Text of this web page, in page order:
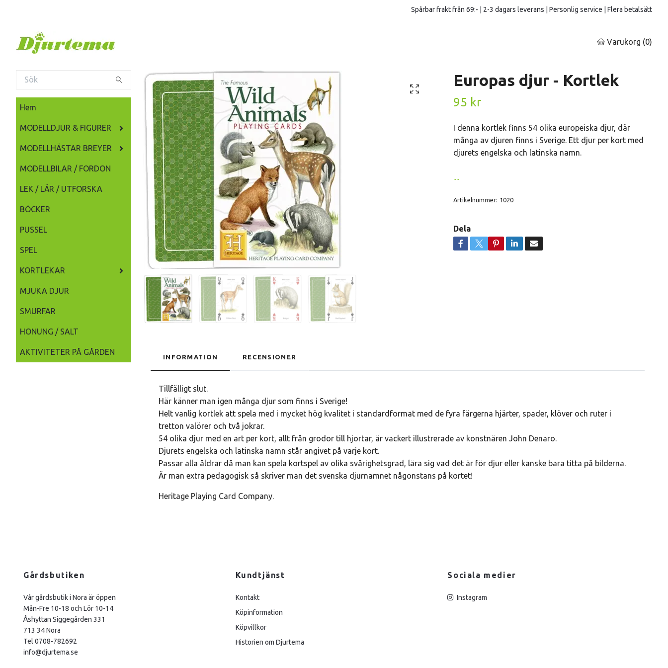
Spårbar frakt från 69:- | 2-3 dagars leverans | Personlig service | Flera betalsätt
Varukorg (0)
Hem
MODELLDJUR & FIGURER
MODELLHÄSTAR BREYER
MODELLBILAR / FORDON
LEK / LÄR / UTFORSKA
BÖCKER
PUSSEL
SPEL
KORTLEKAR
MJUKA DJUR
SMURFAR
HONUNG / SALT
AKTIVITETER PÅ GÅRDEN
Europas djur - Kortlek
95 kr
I denna kortlek finns 54 olika europeiska djur, där
många av djuren finns i Sverige. Ett djur per kort med
djurets engelska och latinska namn.
....
Artikelnummer: 1020
Dela
INFORMATION RECENSIONER
Tillfälligt slut.
Här känner man igen många djur som finns i Sverige!
Helt vanlig kortlek att spela med i mycket hög kvalitet i standardformat med de fyra färgerna hjärter, spader, klöver och ruter i
tretton valörer och två jokrar.
54 olika djur med en art per kort, allt från grodor till hjortar, är vackert illustrerade av konstnären John Denaro.
Djurets engelska och latinska namn står angivet på varje kort.
Passar alla åldrar då man kan spela kortspel av olika svårighetsgrad, lära sig vad det är för djur eller kanske bara titta på bilderna.
Är man extra pedagogisk så skriver man det svenska djurnamnet någonstans på kortet!
Heritage Playing Card Company.
Gårdsbutiken
Vår gårdsbutik i Nora är öppen
Mån-Fre 10-18 och Lör 10-14
Åshyttan Siggegården 331
713 34 Nora
Tel 0708-782692
info@djurtema.se
Kundtjänst
Kontakt
Köpinformation
Köpvillkor
Historien om Djurtema
Sociala medier
Instagram